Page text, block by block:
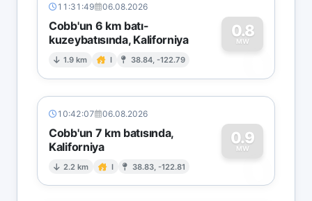
11:31:49 06.08.2026
Cobb'un 6 km batı-
kuzeybatısında, Kaliforniya
1.9 km I 38.84, -122.79
0.8
MW
0
10:42:07 06.08.2026
Cobb'un 7 km batısında,
Kaliforniya
2.2 km I 38.83, -122.81
0.9
MW
0